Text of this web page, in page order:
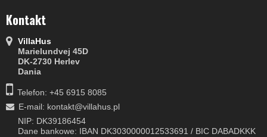
Kontakt
VillaHus
Marielundvej 45D
DK-2730 Herlev
Dania
Telefon: +45 6915 8085
E-mail: kontakt@villahus.pl
NIP: DK39186454
Dane bankowe: IBAN DK3030000012533691 / BIC DABADKKK